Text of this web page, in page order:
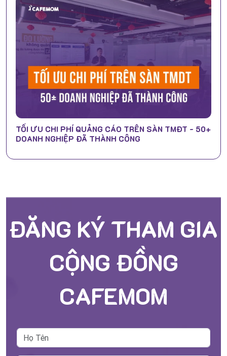
TỐI ƯU CHI PHÍ QUẢNG CÁO TRÊN SÀN TMĐT - 50+
DOANH NGHIỆP ĐÃ THÀNH CÔNG
ĐĂNG KÝ THAM GIA
CỘNG ĐỒNG
CAFEMOM